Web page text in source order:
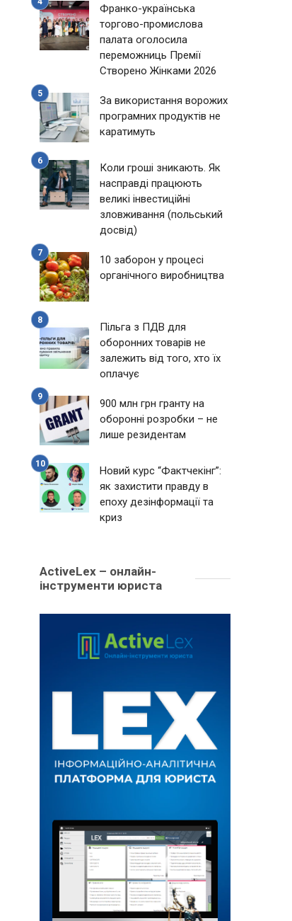
Франко-українська
торгово-промислова
палата оголосила
переможниць Премії
Створено Жінками 2026
За використання ворожих
програмних продуктів не
каратимуть
Коли гроші зникають. Як
насправді працюють
великі інвестиційні
зловживання (польський
досвід)
10 заборон у процесі
органічного виробництва
Пільга з ПДВ для
оборонних товарів не
залежить від того, хто їх
оплачує
900 млн грн гранту на
оборонні розробки – не
лише резидентам
Новий курс “Фактчекінг”:
як захистити правду в
епоху дезінформації та
криз
ActiveLex – онлайн-
інструменти юриста